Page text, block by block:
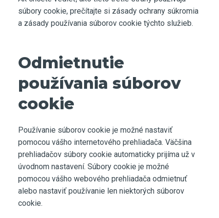
súbory cookie, prečítajte si zásady ochrany súkromia
a zásady používania súborov cookie týchto služieb.
Odmietnutie
používania súborov
cookie
Používanie súborov cookie je možné nastaviť
pomocou vášho internetového prehliadača. Väčšina
prehliadačov súbory cookie automaticky prijíma už v
úvodnom nastavení. Súbory cookie je možné
pomocou vášho webového prehliadača odmietnuť
alebo nastaviť používanie len niektorých súborov
cookie.